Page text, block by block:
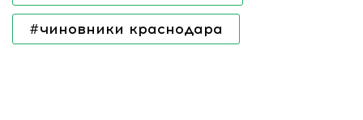
#чиновники краснодара